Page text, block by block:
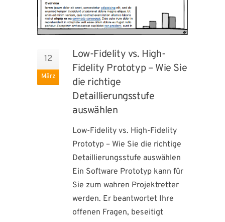
12
März
Low-Fidelity vs. High-
Fidelity Prototyp – Wie Sie
die richtige
Detaillierungsstufe
auswählen
Low-Fidelity vs. High-Fidelity
Prototyp – Wie Sie die richtige
Detaillierungsstufe auswählen
Ein Software Prototyp kann für
Sie zum wahren Projektretter
werden. Er beantwortet Ihre
offenen Fragen, beseitigt